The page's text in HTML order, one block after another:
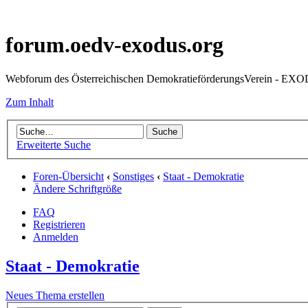
forum.oedv-exodus.org
Webforum des Österreichischen DemokratieförderungsVerein -
Zum Inhalt
Erweiterte Suche
Foren-Übersicht ‹ Sonstiges ‹ Staat - Demokratie
Ändere Schriftgröße
FAQ
Registrieren
Anmelden
Staat - Demokratie
Neues Thema erstellen